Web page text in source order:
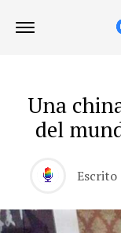
Una
del
Escrito